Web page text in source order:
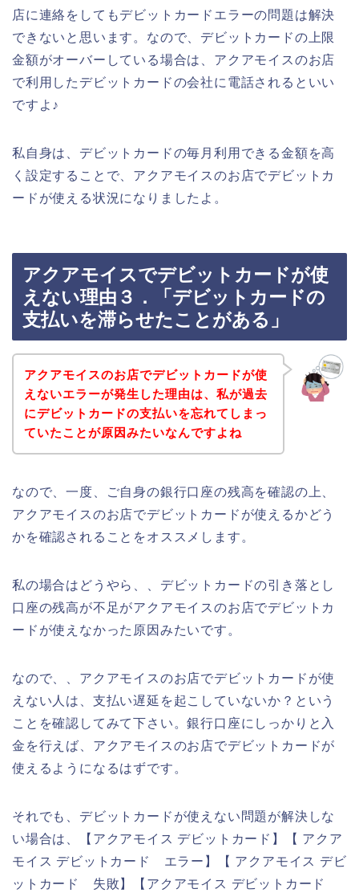
店に連絡をしてもデビットカードエラーの問題は解決
できないと思います。なので、デビットカードの上限
金額がオーバーしている場合は、アクアモイスのお店
で利用したデビットカードの会社に電話されるといい
ですよ♪
私自身は、デビットカードの毎月利用できる金額を高
く設定することで、アクアモイスのお店でデビットカ
ードが使える状況になりましたよ。
アクアモイスでデビットカードが使
えない理由３．「デビットカードの
支払いを滞らせたことがある」
アクアモイスのお店でデビットカードが使
えないエラーが発生した理由は、私が過去
にデビットカードの支払いを忘れてしまっ
ていたことが原因みたいなんですよね
なので、一度、ご自身の銀行口座の残高を確認の上、
アクアモイスのお店でデビットカードが使えるかどう
かを確認されることをオススメします。
私の場合はどうやら、、デビットカードの引き落とし
口座の残高が不足がアクアモイスのお店でデビットカ
ードが使えなかった原因みたいです。
なので、、アクアモイスのお店でデビットカードが使
えない人は、支払い遅延を起こしていないか？という
ことを確認してみて下さい。銀行口座にしっかりと入
金を行えば、アクアモイスのお店でデビットカードが
使えるようになるはずです。
それでも、デビットカードが使えない問題が解決しな
い場合は、【アクアモイス デビットカード】【 アクア
モイス デビットカード エラー】【 アクアモイス デビ
ットカード 失敗】【アクアモイス デビットカード